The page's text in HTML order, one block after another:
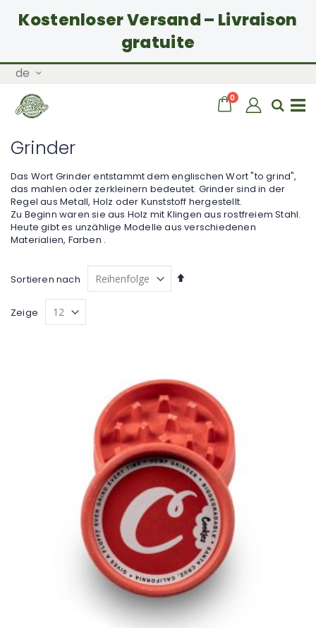
Kostenloser Versand – Livraison
gratuite
Zum
springen
Sprache
de
Wagen
0 Artikel
Grinder
Das Wort Grinder entstammt dem englischen Wort "to grind",
das mahlen oder zerkleinern bedeutet. Grinder sind in der
Regel aus Metall, Holz oder Kunststoff hergestellt.
Zu Beginn waren sie aus Holz mit Klingen aus rostfreiem Stahl.
Heute gibt es unzählige Modelle aus verschiedenen
Materialien, Farben .
Sortieren nach
Absteigend
Zeige